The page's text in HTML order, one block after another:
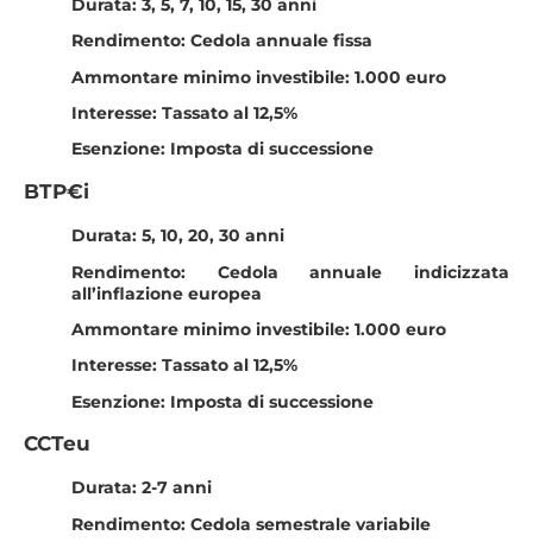
Durata: 3, 5, 7, 10, 15, 30 anni
Rendimento: Cedola annuale fissa
Ammontare minimo investibile: 1.000 euro
Interesse: Tassato al 12,5%
Esenzione: Imposta di successione
BTP€i
Durata: 5, 10, 20, 30 anni
Rendimento: Cedola annuale indicizzata
all’inflazione europea
Ammontare minimo investibile: 1.000 euro
Interesse: Tassato al 12,5%
Esenzione: Imposta di successione
CCTeu
Durata: 2-7 anni
Rendimento: Cedola semestrale variabile